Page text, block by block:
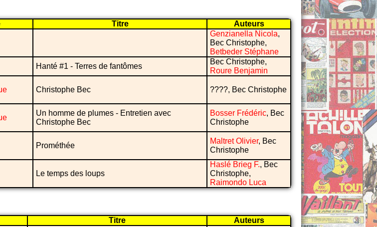
Titre Auteurs
Genzianella Nicola,
Bec Christophe,
Betbeder Stéphane
Hanté #1 - Terres de fantômes
Bec Christophe,
Roure Benjamin
Christophe Bec ????, Bec Christophe
Un homme de plumes - Entretien avec
Christophe Bec
Bosser Frédéric, Bec
Christophe
Prométhée
Maltret Olivier, Bec
Christophe
Le temps des loups
Haslé Brieg F., Bec
Christophe,
Raimondo Luca
Titre Auteurs